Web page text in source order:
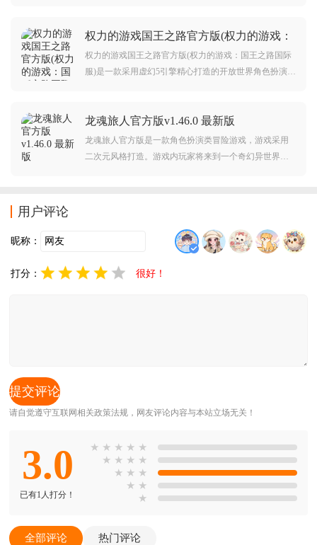
任何发现都可能成为关键线索。如果你喜欢挑战智力和
探索未知，快来下载吧。
权力的游戏国王之路官方版(权力的游戏：
国王之路国际服)v1.0.32 安卓版
权力的游戏国王之路官方版(权力的游戏：国王之路国际
服)是一款采用虚幻5引擎精心打造的开放世界角色扮演R
有机会收集不同版本的英雄，甚至成为守夜人的司令，
统领军团与敌人作战，快来下载体验超多趣味玩法。
龙魂旅人官方版v1.46.0 最新版
龙魂旅人官方版是一款角色扮演类冒险游戏，游戏采用
二次元风格打造。游戏内玩家将来到一个奇幻异世界，
用户评论
昵称：
打分： 很好！
请自觉遵守互联网相关政策法规，网友评论内容与本站立场无关！
3.0
已有1人打分！
★ ★ ★ ★ ★
★ ★ ★ ★
★ ★ ★
★ ★
★
全部评论 热门评论